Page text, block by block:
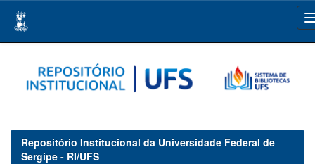
navigation
Repositório Institucional da Universidade Federal de
Sergipe - RI/UFS